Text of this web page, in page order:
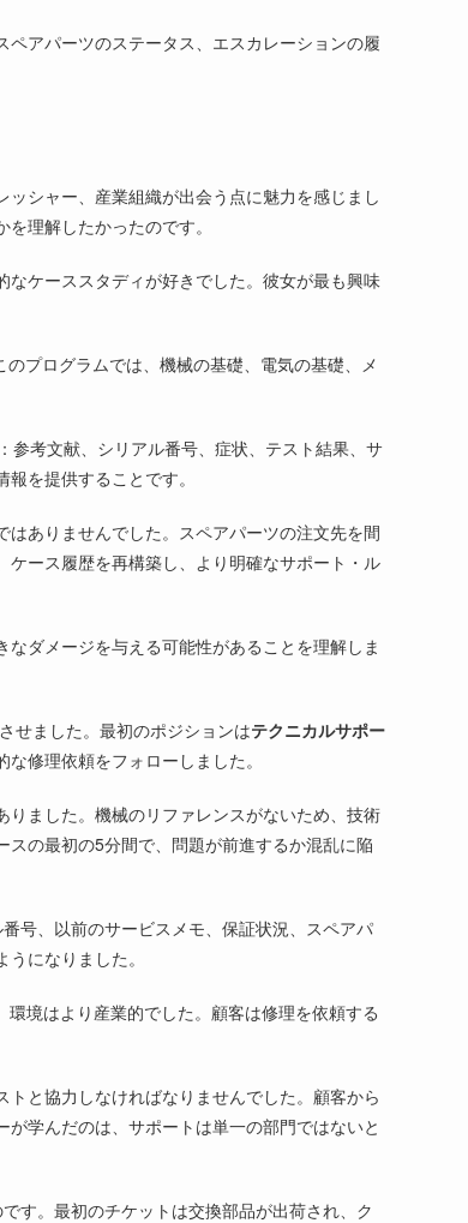
アパーツのステータス、エスカレーションの履
シャー、産業組織が出会う点に魅力を感じまし
理解したかったのです。
ケーススタディが好きでした。彼女が最も興味
のプログラムでは、機械の基礎、電気の基礎、メ
参考文献、シリアル番号、症状、テスト結果、サ
を提供することです。
ありませんでした。スペアパーツの注文先を間
ース履歴を再構築し、より明確なサポート・ル
ダメージを与える可能性があることを理解しま
せました。最初のポジションはテクニカルサポー
修理依頼をフォローしました。
ました。機械のリファレンスがないため、技術
の最初の5分間で、問題が前進するか混乱に陥
号、以前のサービスメモ、保証状況、スペアパ
になりました。
環境はより産業的でした。顧客は修理を依頼する
と協力しなければなりませんでした。顧客から
学んだのは、サポートは単一の部門ではないと
す。最初のチケットは交換部品が出荷され、ク